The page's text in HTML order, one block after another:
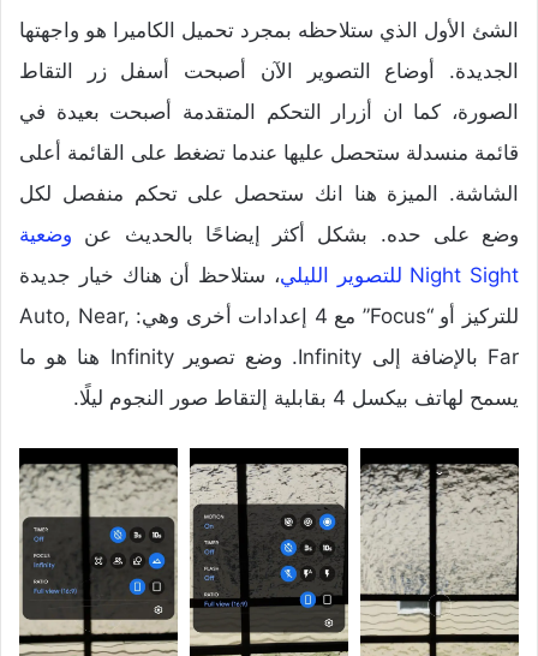
الشئ الأول الذي ستلاحظه بمجرد تحميل الكاميرا هو واجهتها
الجديدة. أوضاع التصوير الآن أصبحت أسفل زر التقاط
الصورة، كما ان أزرار التحكم المتقدمة أصبحت بعيدة في
قائمة منسدلة ستحصل عليها عندما تضغط على القائمة أعلى
الشاشة. الميزة هنا انك ستحصل على تحكم منفصل لكل
وضع على حده. بشكل أكثر إيضاحًا بالحديث عن وضعية
Night Sight للتصوير الليلي
، ستلاحظ أن هناك خيار جديدة
للتركيز أو “Focus” مع 4 إعدادات أخرى وهي: Auto, Near,
Far بالإضافة إلى Infinity. وضع تصوير Infinity هنا هو ما
يسمح لهاتف بيكسل 4 بقابلية إلتقاط صور النجوم ليلًا.